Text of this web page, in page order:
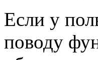
Если у
поводу